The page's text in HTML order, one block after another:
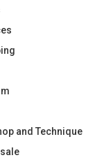
and Technique